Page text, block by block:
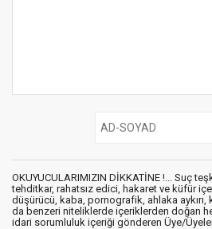
OKUYUCULARIMIZIN DİKKATİNE !... Suç
tehditkar, rahatsız edici, hakaret ve küfür
düşürücü, kaba, pornografik, ahlaka aykırı,
da benzeri niteliklerde içeriklerden doğan
idari sorumluluk içeriği gönderen Üye/